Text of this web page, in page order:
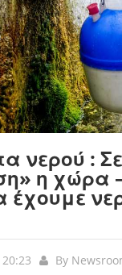
νερού :
η χώρα
έχουμε
By